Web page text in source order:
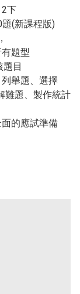
下
(新課程版)
題型
目
舉題、選擇
難題、製作統計
的應試準備